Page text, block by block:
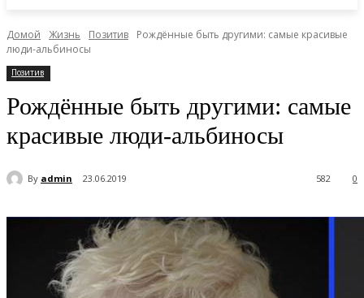
Домой Жизнь Позитив
Рождённые быть другими: самые красивые
люди-альбиносы
Позитив
Рождённые быть другими: самые
красивые люди-альбиносы
By admin 23.06.2019 0
582